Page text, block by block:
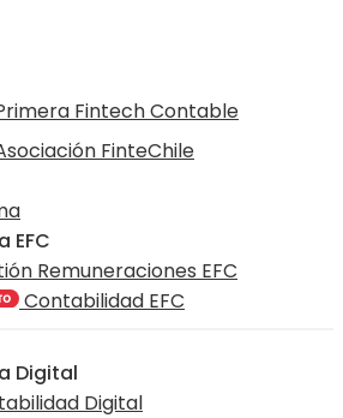
Fintech Contable
FinteChile
EFC
Remuneraciones EFC
Contabilidad EFC
Digital
Digital